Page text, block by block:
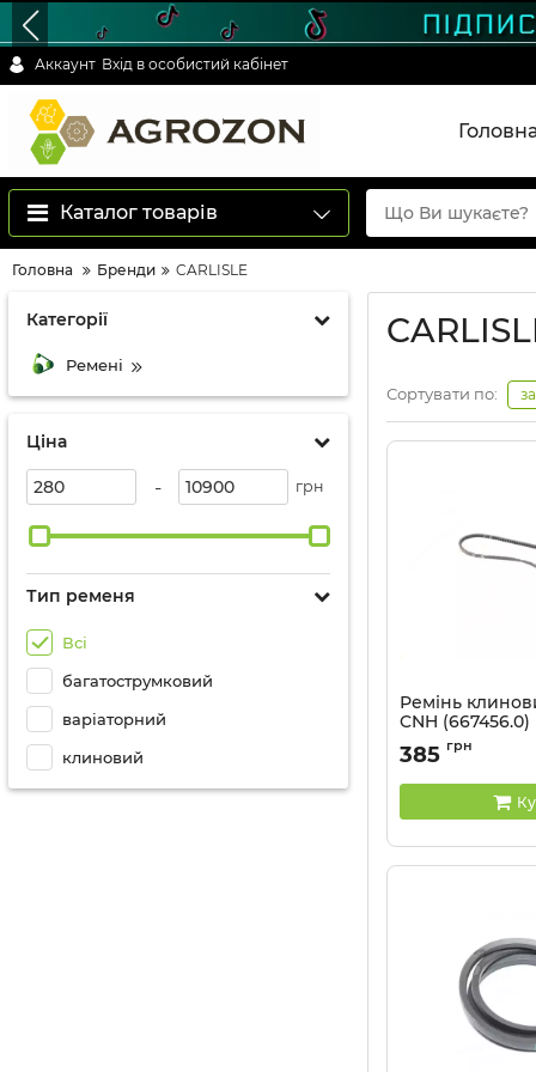
Аккаунт Вхід в особистий кабінет
Каталог товарів
Головна Бренди CARLISLE
Категорії
Ремені
Ціна
- грн
Тип ременя
Всі
багатострумковий
варіаторний
клиновий
Сортувати по:
Ремінь
CNH (667456.0)
Артикул: AX48
385 грн